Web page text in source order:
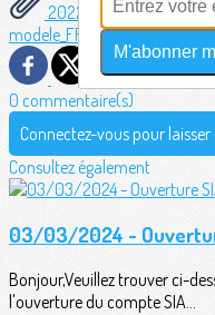
20220616-affiche-
0 commentaire(s)
Connectez-vous pour
Consultez également
03/03/2024 -
Bonjour,Veuillez trouver ci-
l'ouverture du compte SIA...
M'abonner